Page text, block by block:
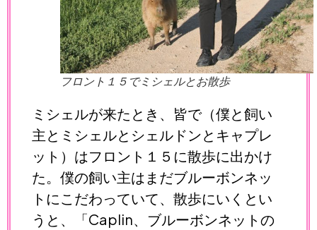
フロント１５でミシェルとお散歩
ミシェルが来たとき、皆で（僕と飼い
主とミシェルとシェルドンとキャプレ
ット）はフロント１５に散歩に出かけ
た。僕の飼い主はまだブルーボンネッ
トにこだわっていて、散歩にいくとい
うと、「Caplin、ブルーボンネットの